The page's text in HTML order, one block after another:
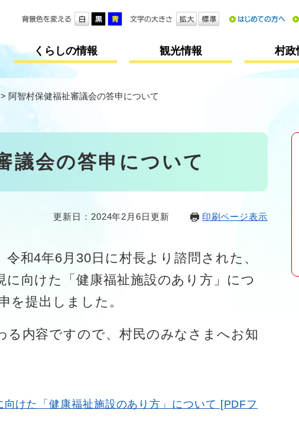
くらしの情報 観光情報 村政
> 阿智村保健福祉審議会の答申について
議会の答申について
更新日：2024年2月6日更新 印刷ページ表示
和4年6月30日に村長より諮問された、
に向けた「健康福祉施設のあり方」につ
を提出しました。
内容ですので、村民のみなさまへお知
けた「健康福祉施設のあり方」について [PDFフ